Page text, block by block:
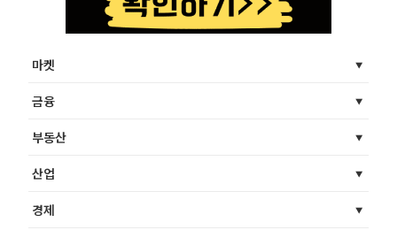
마켓
금융
부동산
산업
경제